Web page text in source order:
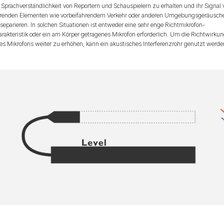
Sprachverständlichkeit von Reportern und Schauspielern zu erhalten und ihr Signal
Elementen wie vorbeifahrendem Verkehr oder anderen
In solchen Situationen ist entweder eine sehr enge Richtmikrofon-
oder ein am Körper getragenes Mikrofon erforderlich. Um die
Mikrofons weiter zu erhöhen, kann ein akustisches Interferenzrohr genutzt